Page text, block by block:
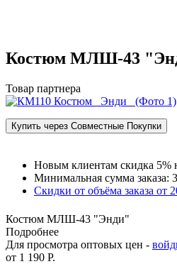
Костюм МЛШ-43
Товар партнера
Купить через Совместные Покупки
Новым клиентам скидка 5%
Минимальная сумма заказа:
Скидки от объёма заказа от
Костюм МЛШ-43 "Энди"
Подробнее
Для просмотра оптовых цен -
от 1 190 Р.